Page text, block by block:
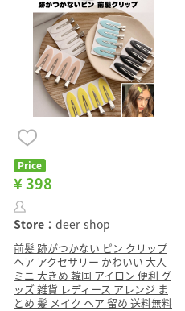
Price
¥ 398
Store： deer-shop
前髪 跡がつかない ピン クリップ
ヘア アクセサリー かわいい 大人
ミニ 大きめ 韓国 アイロン 便利 グ
ッズ 雑貨 レディース アレンジ ま
とめ 髪 メイク ヘア 留め 送料無料